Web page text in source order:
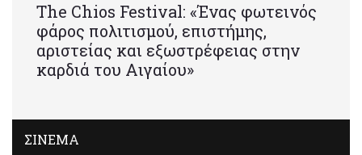
Τhe Chios Festival: «Ένας φωτεινός
φάρος πολιτισμού, επιστήμης,
αριστείας και εξωστρέφειας στην
καρδιά του Αιγαίου»
ΣΙΝΕΜΑ